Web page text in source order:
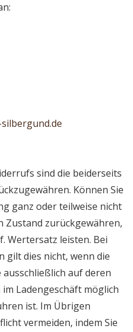
sind die beiderseits
Können Sie
ganz oder teilweise nicht
Zustand zurückgewähren,
Wertersatz leisten. Bei
gilt dies nicht, wenn die
auf deren
Ladengeschäft möglich
ist. Im Übrigen
vermeiden, indem Sie